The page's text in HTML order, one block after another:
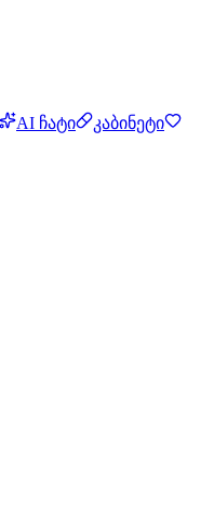
AI ჩატი
კაბინეტი